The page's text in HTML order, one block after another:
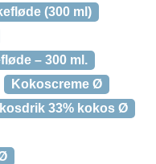
(300 ml)
– 300 ml.
Kokoscreme Ø
33% kokos Ø